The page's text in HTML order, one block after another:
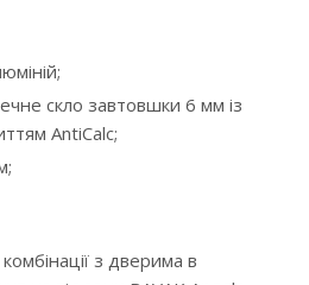
скло завтовшки 6 мм із
AntiCalc;
з дверима в